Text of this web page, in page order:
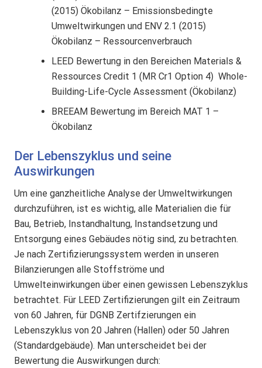
(2015) Ökobilanz – Emissionsbedingte
Umweltwirkungen und ENV 2.1 (2015)
Ökobilanz – Ressourcenverbrauch
LEED Bewertung in den Bereichen Materials &
Ressources Credit 1 (MR Cr1 Option 4) Whole-
Building-Life-Cycle Assessment (Ökobilanz)
BREEAM Bewertung im Bereich MAT 1 –
Ökobilanz
Der Lebenszyklus und seine
Auswirkungen
Um eine ganzheitliche Analyse der Umweltwirkungen
durchzuführen, ist es wichtig, alle Materialien die für
Bau, Betrieb, Instandhaltung, Instandsetzung und
Entsorgung eines Gebäudes nötig sind, zu betrachten.
Je nach Zertifizierungssystem werden in unseren
Bilanzierungen alle Stoffströme und
Umwelteinwirkungen über einen gewissen Lebenszyklus
betrachtet. Für LEED Zertifizierungen gilt ein Zeitraum
von 60 Jahren, für DGNB Zertifzierungen ein
Lebenszyklus von 20 Jahren (Hallen) oder 50 Jahren
(Standardgebäude). Man unterscheidet bei der
Bewertung die Auswirkungen durch: